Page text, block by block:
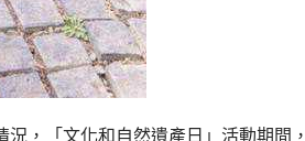
，「文化和自然遺產日」活動期間